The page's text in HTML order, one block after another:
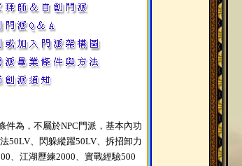
件為，不屬於NPC門派，基本內功
50LV、閃躲縱躍50LV、拆招卸力
、江湖歷練2000、實戰經驗500